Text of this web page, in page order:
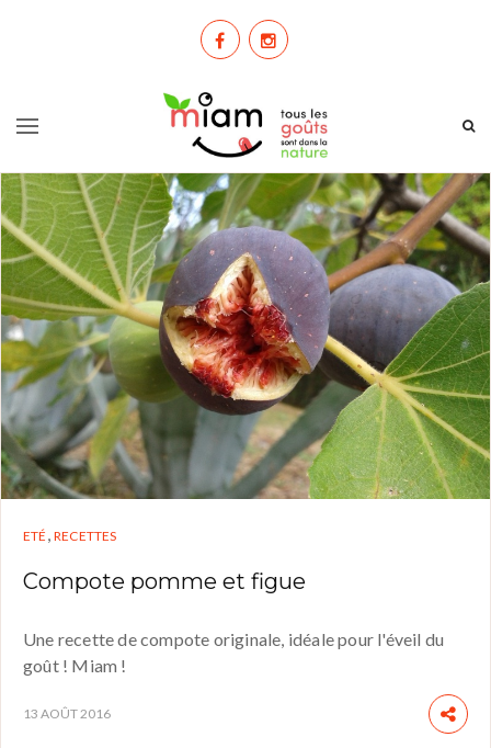
ETÉ ,RECETTES
Compote pomme et figue
Une recette de compote originale, idéale pour l'éveil du
goût ! Miam !
13 AOÛT 2016